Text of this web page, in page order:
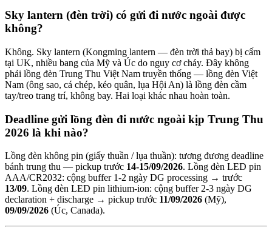
Sky lantern (đèn trời) có gửi đi nước ngoài được
không?
Không. Sky lantern (Kongming lantern — đèn trời thả bay) bị cấm
tại UK, nhiều bang của Mỹ và Úc do nguy cơ cháy. Đây không
phải lồng đèn Trung Thu Việt Nam truyền thống — lồng đèn Việt
Nam (ông sao, cá chép, kéo quân, lụa Hội An) là lồng đèn cầm
tay/treo trang trí, không bay. Hai loại khác nhau hoàn toàn.
Deadline gửi lồng đèn đi nước ngoài kịp Trung Thu
2026 là khi nào?
Lồng đèn không pin (giấy thuần / lụa thuần): tương đương deadline
bánh trung thu — pickup trước 14-15/09/2026. Lồng đèn LED pin
AAA/CR2032: cộng buffer 1-2 ngày DG processing → trước
13/09. Lồng đèn LED pin lithium-ion: cộng buffer 2-3 ngày DG
declaration + discharge → pickup trước 11/09/2026 (Mỹ),
09/09/2026 (Úc, Canada).